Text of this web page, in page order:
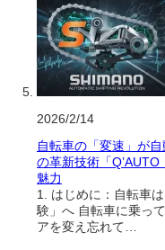
2026/2/14
自転車の「変速」が
の革新技術「
魅力
1. はじめに：自転車
験」へ 自転車に乗っ
アを変え忘れて…